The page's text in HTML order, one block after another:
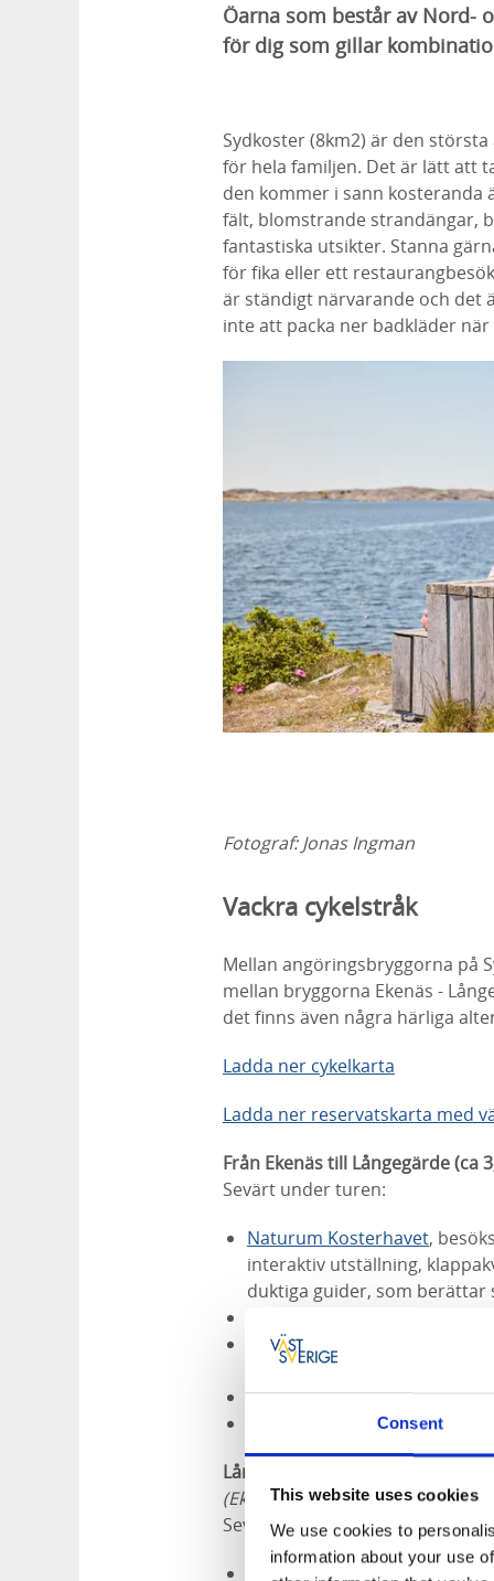
Consent
This website uses cookies
We use cookies to
information about your use
Öarna som består av Nord-
för dig som gillar
Sydkoster (8km2) är den
för hela familjen. Det är lätt att
den kommer i sann
fält, blomstrande strandängar,
fantastiska utsikter. Stanna
för fika eller ett
är ständigt närvarande och det
inte att packa ner badkläder
Fotograf:Jonas Ingman
Vackra cykelstråk
Mellan angöringsbryggorna på
mellan bryggorna Ekenäs -
det finns även några härliga
Ladda ner cykelkarta
Ladda ner reservatskarta med
Från Ekenäs till Långegärde (ca
Sevärt under turen:
Naturum Kosterhavet,
interaktiv utställning,
duktiga guider, som
Valfjäll, utsiktsplats som
närliggande skärgården.
Kosters kapell, sommatid
Boulbana och gårdsbutik,
Långegärde till Kilesand (ca 6 km)
(Ekenäs till Kilesand ca 7 km)
Sevärt under turen:
Valfjäll, utsiktsplats som